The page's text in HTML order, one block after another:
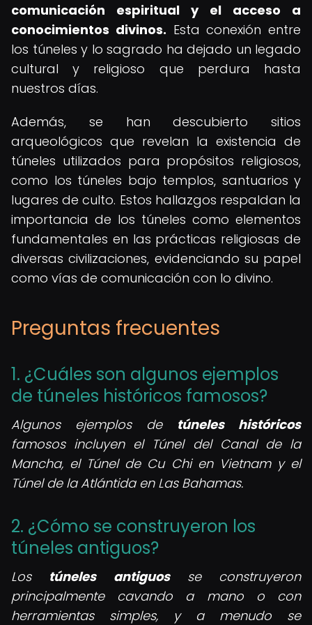
comunicación espiritual y el acceso a
conocimientos divinos. Esta conexión entre
los túneles y lo sagrado ha dejado un legado
cultural y religioso que perdura hasta
nuestros días.
Además, se han descubierto sitios
arqueológicos que revelan la existencia de
túneles utilizados para propósitos religiosos,
como los túneles bajo templos, santuarios y
lugares de culto. Estos hallazgos respaldan la
importancia de los túneles como elementos
fundamentales en las prácticas religiosas de
diversas civilizaciones, evidenciando su papel
como vías de comunicación con lo divino.
Preguntas frecuentes
1. ¿Cuáles son algunos ejemplos
de túneles históricos famosos?
Algunos ejemplos de túneles históricos
famosos incluyen el Túnel del Canal de la
Mancha, el Túnel de Cu Chi en Vietnam y el
Túnel de la Atlántida en Las Bahamas.
2. ¿Cómo se construyeron los
túneles antiguos?
Los túneles antiguosse construyeron
principalmente cavando a mano o con
herramientas simples, y a menudo se